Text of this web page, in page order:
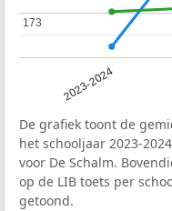
2023-2024
173
173
De grafiek toont de
het schooljaar 2023-
voor De Schalm.
op de LIB toets per
getoond.